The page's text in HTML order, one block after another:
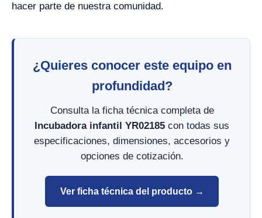
hacer parte de nuestra comunidad.
¿Quieres conocer este equipo en
profundidad?
Consulta la ficha técnica completa de
Incubadora infantil YR02185 con todas sus
especificaciones, dimensiones, accesorios y
opciones de cotización.
Ver ficha técnica del producto →